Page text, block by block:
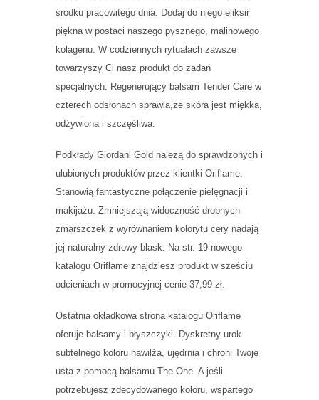
środku pracowitego dnia. Dodaj do niego eliksir
piękna w postaci naszego pysznego, malinowego
kolagenu. W codziennych rytuałach zawsze
towarzyszy Ci nasz produkt do zadań
specjalnych. Regenerujący balsam Tender Care w
czterech odsłonach sprawia,że skóra jest miękka,
odżywiona i szczęśliwa.
Podkłady Giordani Gold należą do sprawdzonych i
ulubionych produktów przez klientki Oriflame.
Stanowią fantastyczne połączenie pielęgnacji i
makijażu. Zmniejszają widoczność drobnych
zmarszczek z wyrównaniem kolorytu cery nadają
jej naturalny zdrowy blask. Na str. 19 nowego
katalogu Oriflame znajdziesz produkt w sześciu
odcieniach w promocyjnej cenie 37,99 zł.
Ostatnia okładkowa strona katalogu Oriflame
oferuje balsamy i błyszczyki. Dyskretny urok
subtelnego koloru nawilża, ujędrnia i chroni Twoje
usta z pomocą balsamu The One. A jeśli
potrzebujesz zdecydowanego koloru, wspartego